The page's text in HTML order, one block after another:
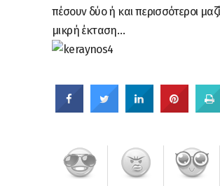
πέσουν δύο ή και περισσότεροι
μικρή έκταση…